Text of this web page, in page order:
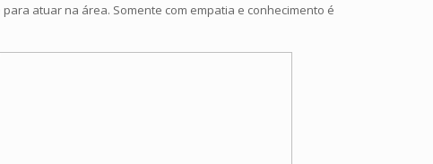
atuar na área. Somente com empatia e conhecimento é